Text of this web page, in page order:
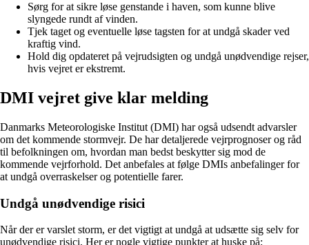
Sørg for at sikre løse genstande i haven, som kunne blive
slyngede rundt af vinden.
Tjek taget og eventuelle løse tagsten for at undgå skader ved
kraftig vind.
Hold dig opdateret på vejrudsigten og undgå unødvendige rejser,
hvis vejret er ekstremt.
DMI vejret give klar melding
Danmarks Meteorologiske Institut (DMI) har også udsendt advarsler
om det kommende stormvejr. De har detaljerede vejrprognoser og råd
til befolkningen om, hvordan man bedst beskytter sig mod de
kommende vejrforhold. Det anbefales at følge DMIs anbefalinger for
at undgå overraskelser og potentielle farer.
Undgå unødvendige risici
Når der er varslet storm, er det vigtigt at undgå at udsætte sig selv for
unødvendige risici. Her er nogle vigtige punkter at huske på: